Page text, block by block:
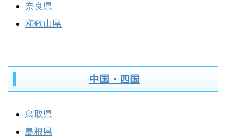
奈良県
和歌山県
中国・四国
鳥取県
島根県